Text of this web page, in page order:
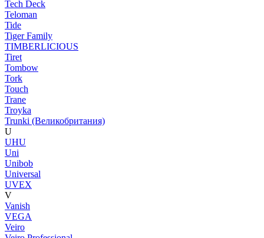
Tech Deck
Teloman
Tide
Tiger Family
TIMBERLICIOUS
Tiret
Tombow
Tork
Touch
Trane
Troyka
Trunki (Великобритания)
U
UHU
Uni
Unibob
Universal
UVEX
V
Vanish
VEGA
Veiro